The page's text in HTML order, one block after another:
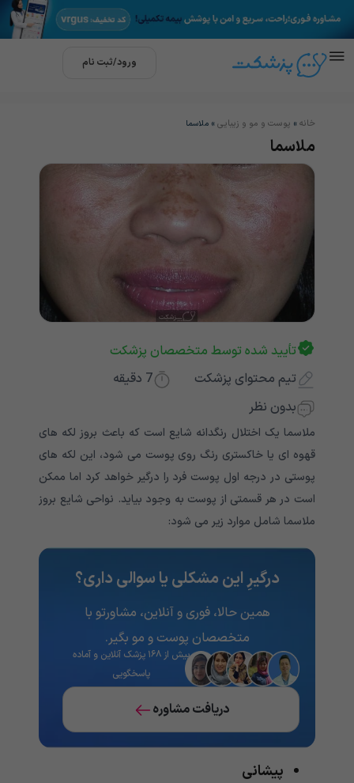
ورود/ثبت نام
خانه » پوست و مو و زیبایی » ملاسما
ملاسما
تأیید شده توسط متخصصان پزشکت
تیم محتوای پزشکت
7 دقیقه
بدون نظر
ملاسما یک اختلال رنگدانه شایع است که باعث بروز لکه های
قهوه ای یا خاکستری رنگ روی پوست می شود، این لکه های
پوستی در درجه اول پوست فرد را درگیر خواهد کرد اما ممکن
است در هر قسمتی از پوست به وجود بیاید. نواحی شایع بروز
ملاسما شامل موارد زیر می شود:
درگیرِ این مشکلی یا سوالی داری؟
همین حالا، فوری و آنلاین، مشاورتو با
متخصصان پوست و مو بگیر.
بیش از ۱۶۸ پزشک آنلاین و آماده
پاسخگویی
دریافت مشاوره
پیشانی